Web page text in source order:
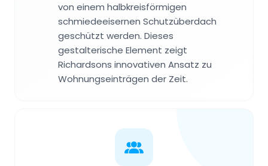
von einem halbkreisförmigen
schmiedeeisernen Schutzüberdach
geschützt werden. Dieses
gestalterische Element zeigt
Richardsons innovativen Ansatz zu
Wohnungseinträgen der Zeit.